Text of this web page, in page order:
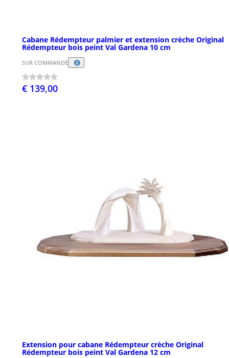
Cabane Rédempteur palmier et extension crèche Original
Rédempteur bois peint Val Gardena 10 cm
SUR COMMANDE
€ 139,00
Extension pour cabane Rédempteur crèche Original
Rédempteur bois peint Val Gardena 12 cm